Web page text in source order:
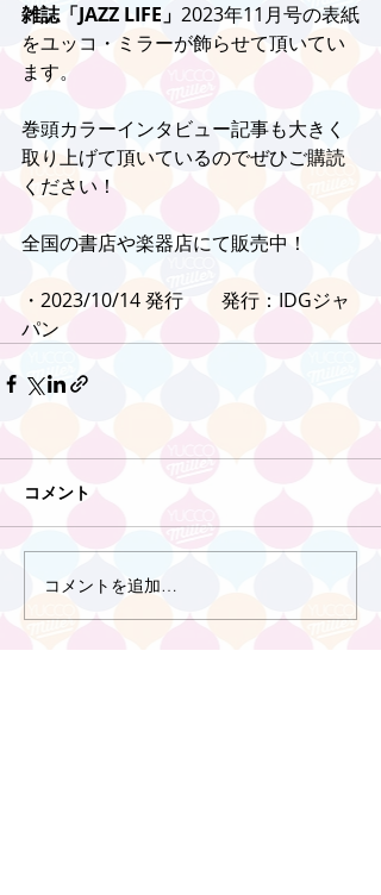
雑誌「JAZZ LIFE」 2023年11月号の表紙
をユッコ・ミラーが飾らせて頂いてい
ます。
巻頭カラーインタビュー記事も大きく
取り上げて頂いているのでぜひご購読
ください！
全国の書店や楽器店にて販売中！
・2023/10/14 発行　　発行：IDGジャ
パン
コメント
コメントを追加…